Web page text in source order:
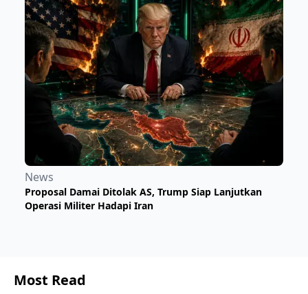
News
Proposal Damai Ditolak AS, Trump Siap Lanjutkan
Operasi Militer Hadapi Iran
Most Read